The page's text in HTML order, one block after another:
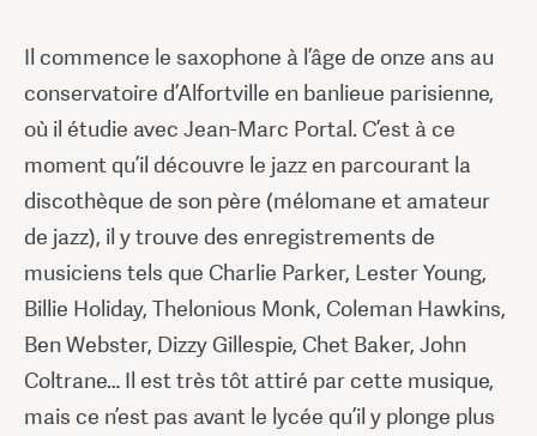
Il commence le saxophone à l’âge de onze ans au
conservatoire d’Alfortville en banlieue parisienne,
où il étudie avec Jean-Marc Portal. C’est à ce
moment qu’il découvre le jazz en parcourant la
discothèque de son père (mélomane et amateur
de jazz), il y trouve des enregistrements de
musiciens tels que Charlie Parker, Lester Young,
Billie Holiday, Thelonious Monk, Coleman Hawkins,
Ben Webster, Dizzy Gillespie, Chet Baker, John
Coltrane… Il est très tôt attiré par cette musique,
mais ce n’est pas avant le lycée qu’il y plonge plus